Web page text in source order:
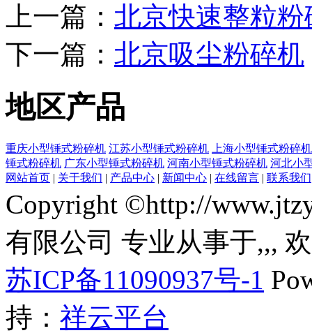
上一篇： 北京快速整粒粉
下一篇： 北京吸尘粉碎机
地区产品
重庆小型锤式粉碎机 江苏小型锤式粉碎机
上海小型锤式粉碎机
锤式粉碎机 广东小型锤式粉碎机 河南小型锤式粉碎机 河北小
网站首页 | 关于我们 | 产品中心 | 新闻中心 | 在线留言 | 联系我们
Copyright ©http://
有限公司 专业从事于,,,
苏ICP备11090937号-1
持： 祥云平台